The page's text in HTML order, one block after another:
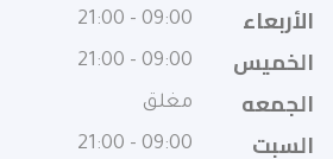
الأربعاء 09:00 - 21:00
الخميس 09:00 - 21:00
الجمعه مغلق
السبت 09:00 - 21:00